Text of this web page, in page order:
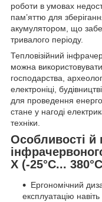
роботи в умовах
пам’яттю для
акумулятором, що
тривалого періоду.
Тепловізійний
можна використовувати
господарства,
електроніці,
для проведення
стане у нагоді
техніки.
Особливості й
X (-25°C...
Ергономічний
експлуатацію